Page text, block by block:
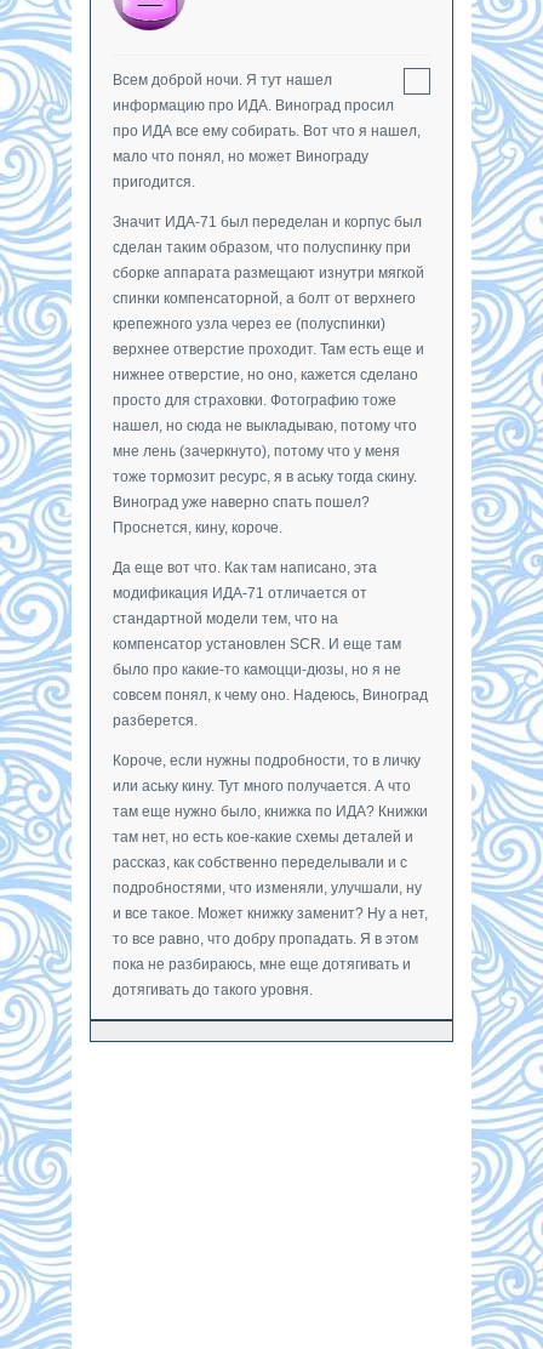
Всем доброй ночи. Я тут нашел
информацию про ИДА. Виноград просил
про ИДА все ему собирать. Вот что я нашел,
мало что понял, но может Винограду
пригодится.
Значит ИДА-71 был переделан и корпус был
сделан таким образом, что полуспинку при
сборке аппарата размещают изнутри мягкой
спинки компенсаторной, а болт от верхнего
крепежного узла через ее (полуспинки)
верхнее отверстие проходит. Там есть еще и
нижнее отверстие, но оно, кажется сделано
просто для страховки. Фотографию тоже
нашел, но сюда не выкладываю, потому что
мне лень (зачеркнуто), потому что у меня
тоже тормозит ресурс, я в аську тогда скину.
Виноград уже наверно спать пошел?
Проснется, кину, короче.
Да еще вот что. Как там написано, эта
модификация ИДА-71 отличается от
стандартной модели тем, что на
компенсатор установлен SCR. И еще там
было про какие-то камоцци-дюзы, но я не
совсем понял, к чему оно. Надеюсь, Виноград
разберется.
Короче, если нужны подробности, то в личку
или аську кину. Тут много получается. А что
там еще нужно было, книжка по ИДА? Книжки
там нет, но есть кое-какие схемы деталей и
рассказ, как собственно переделывали и с
подробностями, что изменяли, улучшали, ну
и все такое. Может книжку заменит? Ну а нет,
то все равно, что добру пропадать. Я в этом
пока не разбираюсь, мне еще дотягивать и
дотягивать до такого уровня.